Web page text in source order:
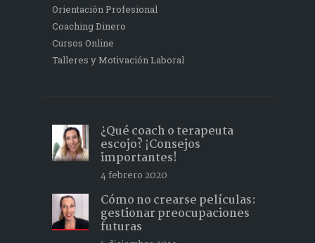
Orientación Profesional
Coaching Dinero
Cursos Online
Talleres y Motivación Laboral
¿Qué coach o terapeuta
escojo? ¡Consejos
importantes!
4 febrero 2020
Cómo no crearse películas:
gestionar preocupaciones
futuras